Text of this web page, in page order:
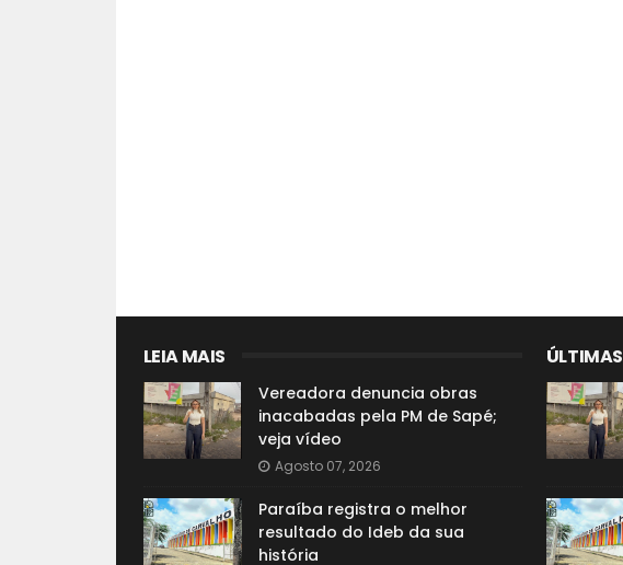
LEIA MAIS
Vereadora denuncia obras
inacabadas pela PM de Sapé;
veja vídeo
Agosto 07, 2026
Paraíba registra o melhor
resultado do Ideb da sua
história
ÚLTIMAS